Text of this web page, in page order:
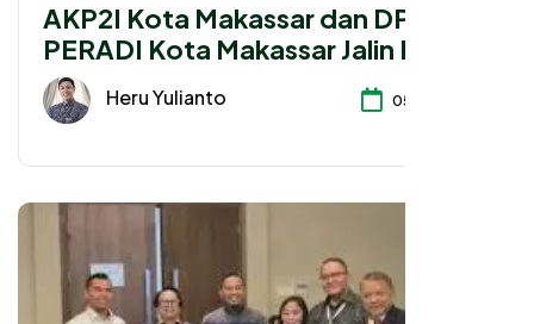
AKP2I Kota Makassar dan DPC
PERADI Kota Makassar Jalin Kerja
Sama Strategis Pengembangan
Profesi Hukum Bidang Perpajakan
Heru Yulianto 05-08-2026